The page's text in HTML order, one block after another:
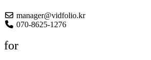
manager@vidfolio.kr
070-8625-1276
for